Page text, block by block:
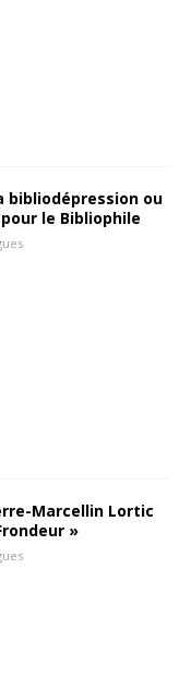
bibliodépression ou
le Bibliophile
Marcellin Lortic
»